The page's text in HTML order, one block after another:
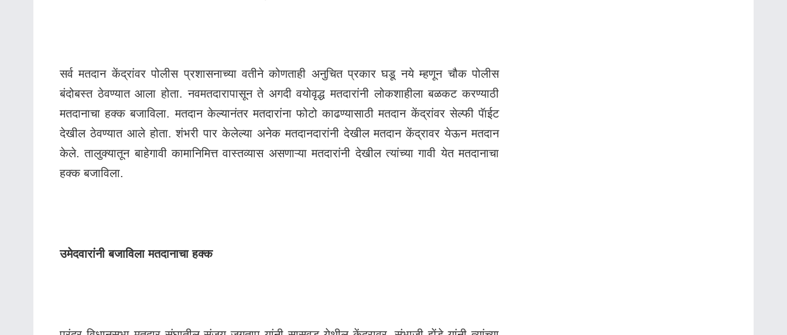
सर्व मतदान केंद्रांवर पोलीस प्रशासनाच्या वतीने कोणताही अनुचित प्रकार घडू नये म्हणून चौक पोलीस
बंदोबस्त ठेवण्यात आला होता. नवमतदारापासून ते अगदी वयोवृद्ध मतदारांनी लोकशाहीला बळकट करण्याठी
मतदानाचा हक्क बजाविला. मतदान केल्यानंतर मतदारांना फोटो काढण्यासाठी मतदान केंद्रांवर सेल्फी पॅाईट
देखील ठेवण्यात आले होता. शंभरी पार केलेल्या अनेक मतदानदारांनी देखील मतदान केंद्रावर येऊन मतदान
केले. तालुक्यातून बाहेगावी कामानिमित्त वास्तव्यास असणाऱ्या मतदारांनी देखील त्यांच्या गावी येत मतदानाचा
हक्क बजाविला.
उमेदवारांनी बजाविला मतदानाचा हक्क